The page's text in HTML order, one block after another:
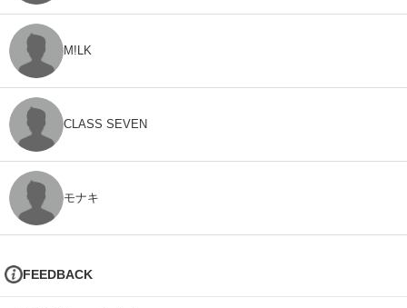
M!LK
CLASS SEVEN
モナキ
FEEDBACK